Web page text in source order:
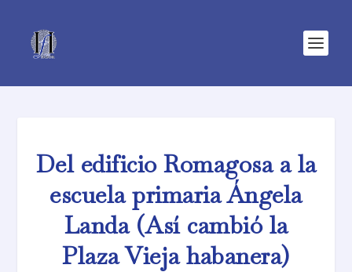
Del edificio Romagosa a la
escuela primaria Ángela
Landa (Así cambió la
Plaza Vieja habanera)